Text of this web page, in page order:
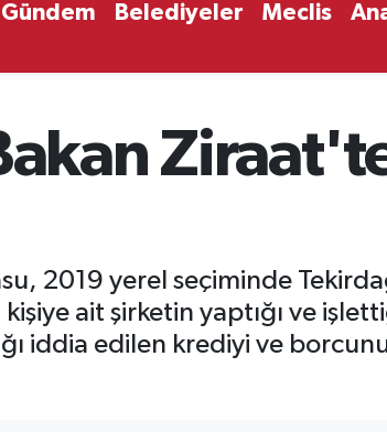
Gündem Belediyeler Meclis
2019 yerel seçiminde
ait şirketin yaptığı ve
iddia edilen krediyi ve